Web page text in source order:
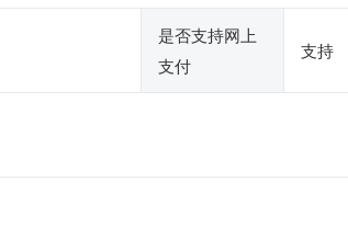
是否支持网上
支付
支持